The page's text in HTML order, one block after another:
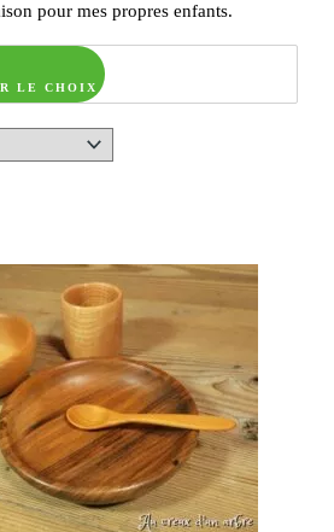
pour mes propres enfants.
LE CHOIX